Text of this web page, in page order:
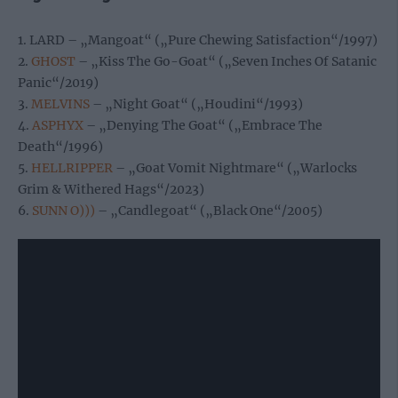
1. LARD – „Mangoat“ („Pure Chewing Satisfaction“/1997)
2. GHOST – „Kiss The Go-Goat“ („Seven Inches Of Satanic
Panic“/2019)
3. MELVINS – „Night Goat“ („Houdini“/1993)
4. ASPHYX – „Denying The Goat“ („Embrace The
Death“/1996)
5. HELLRIPPER – „Goat Vomit Nightmare“ („Warlocks
Grim & Withered Hags“/2023)
6. SUNN O))) – „Candlegoat“ („Black One“/2005)